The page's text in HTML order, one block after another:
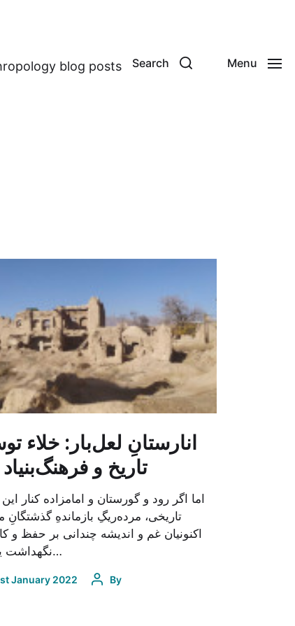
blog posts Search Menu
انارستانِ لعل‌بار: خلاء
تاریخ و فرهنگ‌بنیاد
اما اگر رود و گورستان و امامزاده کنار
تاریخی، مرده‌ریگِ بازماندهِ
اکنونیان غم و اندیشه‌ چندانی بر حفظ و
نگهداشت یکی از…
January 2022 By